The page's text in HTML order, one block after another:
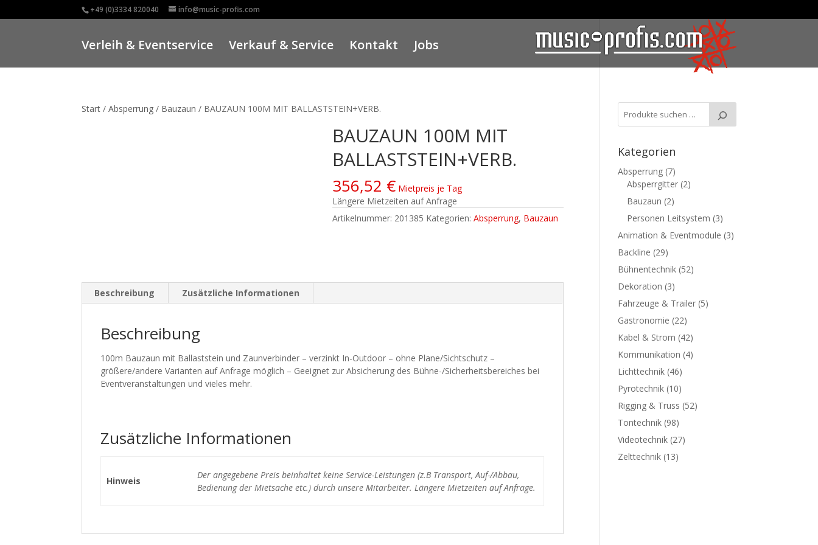
+49 (0)3334 820040 info@music-profis.com
Verleih & Eventservice Verkauf & Service Kontakt Jobs
Start /Absperrung / Bauzaun / BAUZAUN 100M MIT BALLASTSTEIN+VERB.
BAUZAUN 100M MIT
BALLASTSTEIN+VERB.
356,52 € Mietpreis je Tag
Längere Mietzeiten auf Anfrage
Artikelnummer: 201385 Kategorien:Absperrung, Bauzaun
Beschreibung Zusätzliche Informationen
Beschreibung
100m Bauzaun mit Ballaststein und Zaunverbinder – verzinkt In-Outdoor – ohne Plane/Sichtschutz –
größere/andere Varianten auf Anfrage möglich – Geeignet zur Absicherung des Bühne-/Sicherheitsbereiches bei
Eventveranstaltungen und vieles mehr.
Zusätzliche Informationen
Hinweis
Der angegebene Preis beinhaltet keine Service-Leistungen (z.B Transport, Auf-/Abbau,
Bedienung der Mietsache etc.) durch unsere Mitarbeiter. Längere Mietzeiten auf Anfrage.
Kategorien
Absperrung (7)
Absperrgitter (2)
Bauzaun (2)
Personen Leitsystem (3)
Animation & Eventmodule (3)
Backline (29)
Bühnentechnik (52)
Dekoration (3)
Fahrzeuge & Trailer (5)
Gastronomie (22)
Kabel & Strom (42)
Kommunikation (4)
Lichttechnik (46)
Pyrotechnik (10)
Rigging & Truss (52)
Tontechnik (98)
Videotechnik (27)
Zelttechnik (13)